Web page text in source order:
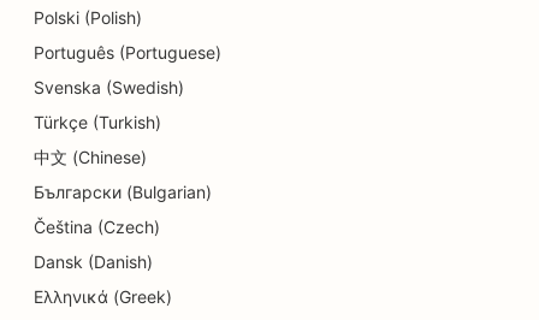
SEO per i servizi di dermoabrasione
SEO per i negozi di dettagli
SEO per negozi di ciambelle
all'infanzia
SEO per le tintorie
SEO per elettricisti
Polski (Polish)
Português (Portuguese)
Svenska (Swedish)
Türkçe (Turkish)
中文 (Chinese)
Български (Bulgarian)
Čeština (Czech)
Dansk (Danish)
Ελληνικά (Greek)